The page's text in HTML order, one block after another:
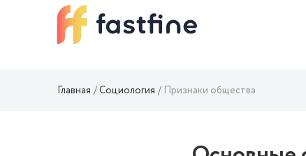
Главная Социология Признаки общества